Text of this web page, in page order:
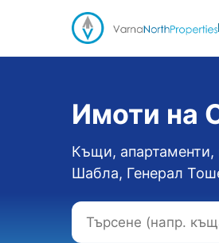
Имоти на
Къщи, апартаменти,
Шабла, Генерал